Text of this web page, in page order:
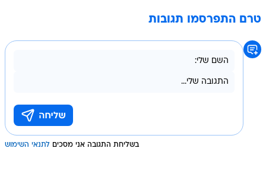
טרם התפרסמו תגובות
בשליחת התגובה אני מסכים לתנאי השימוש